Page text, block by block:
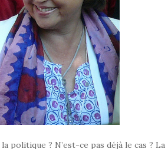
? N’est-ce pas déjà le cas ? La